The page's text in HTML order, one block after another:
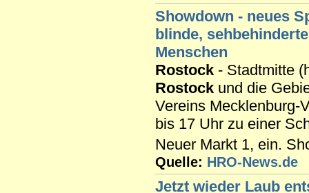
Showdown - neues
blinde,
Menschen
Rostock - Stadtmitte
Rostock und die
Vereins Mecklenburg-
bis 17 Uhr zu einer
Neuer Markt 1, ein.
Quelle: HRO-News.de
Jetzt wieder Laub